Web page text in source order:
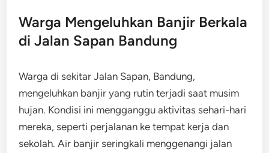
Warga Mengeluhkan Banjir Berkala
di Jalan Sapan Bandung
Warga di sekitar Jalan Sapan, Bandung,
mengeluhkan banjir yang rutin terjadi saat musim
hujan. Kondisi ini mengganggu aktivitas sehari-hari
mereka, seperti perjalanan ke tempat kerja dan
sekolah. Air banjir seringkali menggenangi jalan